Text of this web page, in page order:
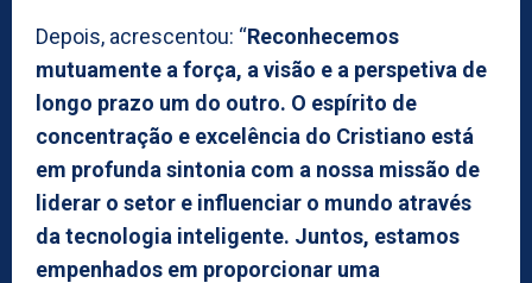
Depois, acrescentou: “Reconhecemos
mutuamente a força, a visão e a perspetiva de
longo prazo um do outro. O espírito de
concentração e excelência do Cristiano está
em profunda sintonia com a nossa missão de
liderar o setor e influenciar o mundo através
da tecnologia inteligente. Juntos, estamos
empenhados em proporcionar uma